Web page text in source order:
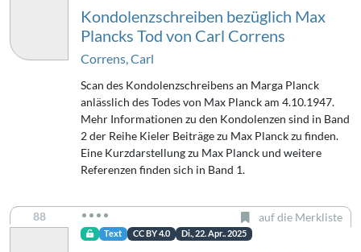
Kondolenzschreiben bezüglich Max
Plancks Tod von Carl Correns
Correns, Carl
Scan des Kondolenzschreibens an Marga Planck
anlässlich des Todes von Max Planck am 4.10.1947.
Mehr Informationen zu den Kondolenzen sind in Band
2 der Reihe Kieler Beiträge zu Max Planck zu finden.
Eine Kurzdarstellung zu Max Planck und weitere
Referenzen finden sich in Band 1.
88 auf die Merkliste
Text CC BY 4.0 Di., 22. Apr.. 2025